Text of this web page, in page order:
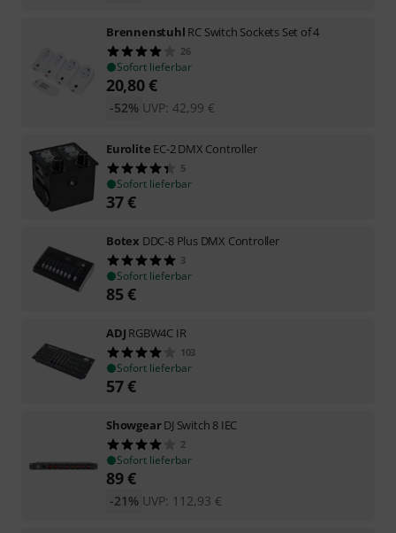
Brennenstuhl RC Switch Sockets Set of 4
26
Sofort lieferbar
20,80€
UVP: 42,99 €
-52%
Eurolite EC-2 DMX Controller
5
Sofort lieferbar
37€
Botex DDC-8 Plus DMX Controller
3
Sofort lieferbar
85€
ADJ RGBW4C IR
103
Sofort lieferbar
57€
ShowgearDJ Switch 8 IEC
2
Sofort lieferbar
89€
UVP: 112,93 €
-21%